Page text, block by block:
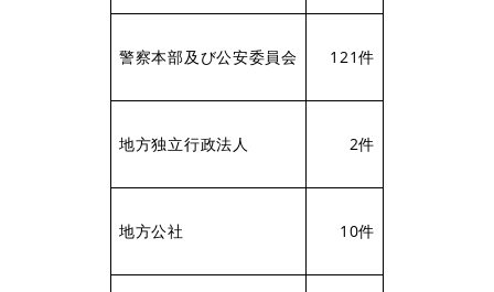
警察本部及び公安委員会 121件
地方独立行政法人 2件
地方公社 10件